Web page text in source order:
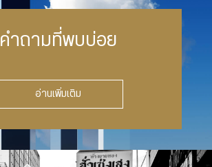
คำถามที่พบบ่อย
อ่านเพิ่มเติม